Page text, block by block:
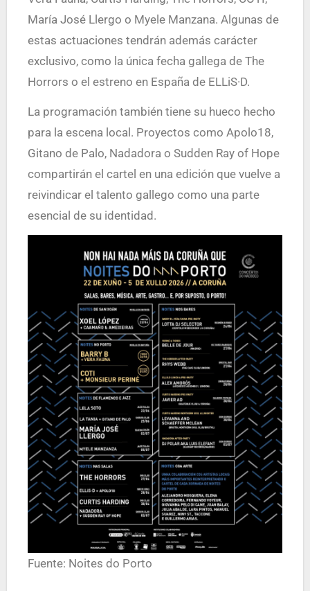
María José Llergo o Myele Manzana. Algunas de
estas actuaciones tendrán además carácter
exclusivo, como la única fecha gallega de The
Horrors o el estreno en España de ELLiS·D.
La programación también tiene su hueco hecho
para la escena local. Proyectos como Apolo18,
Gitano de Palo, Nadadora o Sudden Ray of Hope
compartirán el cartel en una edición que vuelve a
reivindicar el talento gallego como una parte
esencial de su identidad.
Fuente: Noites do Porto